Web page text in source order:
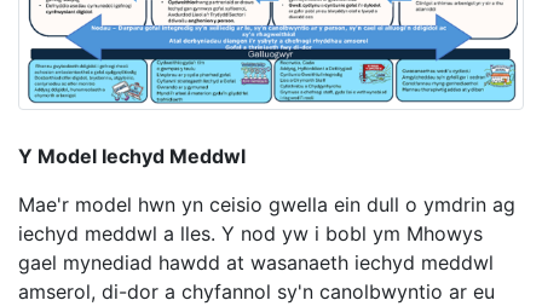
Y Model Iechyd Meddwl
Mae'r model hwn yn ceisio gwella ein dull o ymdrin ag
iechyd meddwl a lles. Y nod yw i bobl ym Mhowys
gael mynediad hawdd at wasanaeth iechyd meddwl
amserol, di-dor a chyfannol sy'n canolbwyntio ar eu